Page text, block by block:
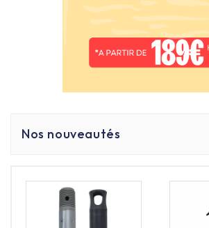
Le choix dépend du niveau de
d’usage : un modèle manuel convient
recommandé pour renforcer l’hygiène
Quels critères garantissent la
matériaux résistants (plastique haute
aluminium), être facile à recharger et
usage intensif. La présence d’un
Nos nouveautés